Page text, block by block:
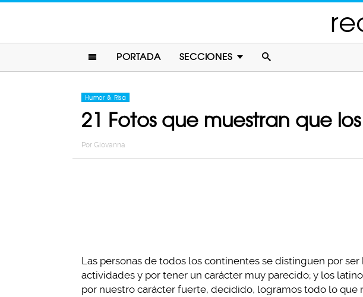
PORTADA SECCIONES
Humor & Risa
21 Fotos que muestran que
Por Giovanna
Las personas de todos los continentes se distinguen por
actividades y por tener un carácter muy parecido; y los
por nuestro carácter fuerte, decidido, logramos todo lo que